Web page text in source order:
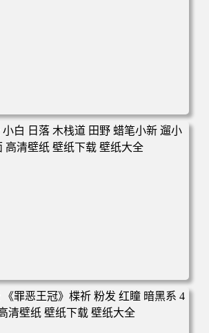
喵 喵星人 猫 猫咪 萌宠 电脑桌面 高清壁
全
日落 木栈道 田野 蜡笔小新 遛小白 麦田
壁纸下载 壁纸大全